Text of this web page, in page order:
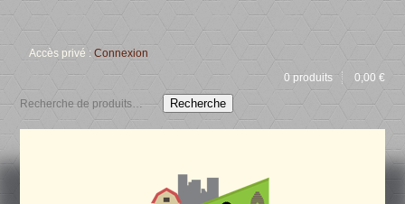
Accès privé :Connexion
0 produits
0,00 €
Recherche